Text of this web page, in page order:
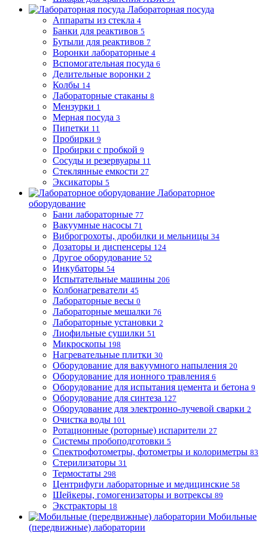
Лабораторная посуда
Аппараты из стекла 4
Банки для реактивов 5
Бутыли для реактивов 7
Воронки лабораторные 4
Вспомогательная посуда 6
Делительные воронки 2
Колбы 14
Лабораторные стаканы 8
Мензурки 1
Мерная посуда 3
Пипетки 11
Пробирки 9
Пробирки с пробкой 9
Сосуды и резервуары 11
Стеклянные емкости 27
Эксикаторы 5
Лабораторное
оборудование
Бани лабораторные 77
Вакуумные насосы 71
Виброгрохоты, дробилки и мельницы 34
Дозаторы и диспенсеры 124
Другое оборудование 52
Инкубаторы 54
Испытательные машины 206
Колбонагреватели 45
Лабораторные весы 0
Лабораторные мешалки 76
Лабораторные установки 2
Лиофильные сушилки 51
Микроскопы 198
Нагревательные плитки 30
Оборудование для вакуумного напыления 20
Оборудование для ионного травления 6
Оборудование для испытания цемента и бетона 9
Оборудование для синтеза 127
Оборудование для электронно-лучевой сварки 2
Очистка воды 101
Ротационные (роторные) испарители 27
Системы пробоподготовки 5
Спектрофотометры, фотометры и колориметры 83
Стерилизаторы 31
Термостаты 298
Центрифуги лабораторные и медицинские 58
Шейкеры, гомогенизаторы и вотрексы 89
Экстракторы 18
Мобильные
(передвижные) лаборатории